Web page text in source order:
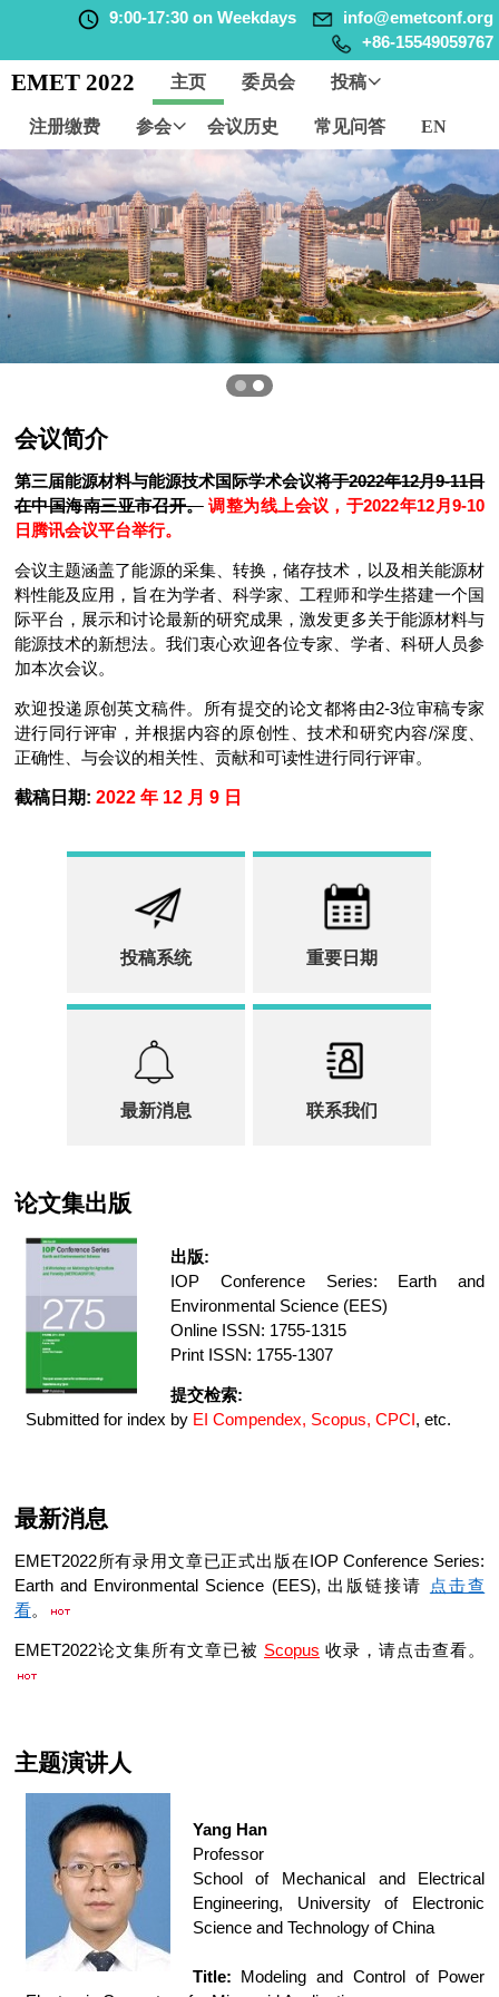
9:00-17:30 on Weekdays
info@emetconf.org
+86-15549059767
EMET 2022 主页 委员会 投稿
注册缴费 参会 会议历史 常见问答 EN
会议简介
第三届能源材料与能源技术国际学术会议将于2022年12月9-11日
在中国海南三亚市召开。 调整为线上会议，于2022年12月9-10
日腾讯会议平台举行。
会议主题涵盖了能源的采集、转换，储存技术，以及相关能源材
料性能及应用，旨在为学者、科学家、工程师和学生搭建一个国
际平台，展示和讨论最新的研究成果，激发更多关于能源材料与
能源技术的新想法。我们衷心欢迎各位专家、学者、科研人员参
加本次会议。
欢迎投递原创英文稿件。所有提交的论文都将由2-3位审稿专家
进行同行评审，并根据内容的原创性、技术和研究内容/深度、
正确性、与会议的相关性、贡献和可读性进行同行评审。
截稿日期: 2022 年 12 月 9 日
投稿系统 重要日期
最新消息 联系我们
论文集出版
出版:
IOP Conference Series: Earth and
Environmental Science (EES)
Online ISSN: 1755-1315
Print ISSN: 1755-1307
提交检索:
Submitted for index by EI Compendex, Scopus, CPCI, etc.
最新消息
EMET2022所有录用文章已正式出版在IOP Conference Series:
Earth and Environmental Science (EES), 出版链接请
点击查
看。
EMET2022论文集所有文章已被 Scopus 收录，请点击查看。
主题演讲人
Yang Han
Professor
School of Mechanical and Electrical
Engineering, University of Electronic
Science and Technology of China
Title: Modeling and Control of Power